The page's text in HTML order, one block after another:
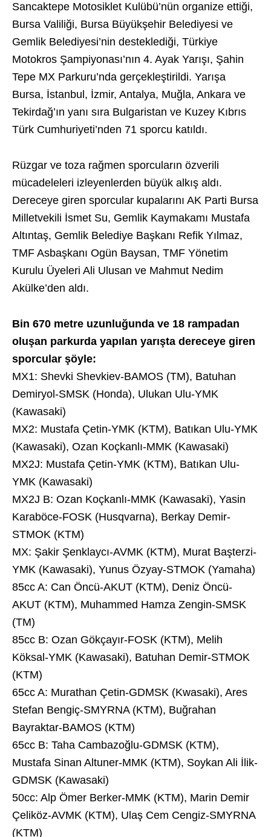
Sancaktepe Motosiklet Kulübü’nün organize ettiği,
Bursa Valiliği, Bursa Büyükşehir Belediyesi ve
Gemlik Belediyesi’nin desteklediği, Türkiye
Motokros Şampiyonası’nın 4. Ayak Yarışı, Şahin
Tepe MX Parkuru’nda gerçekleştirildi. Yarışa
Bursa, İstanbul, İzmir, Antalya, Muğla, Ankara ve
Tekirdağ’ın yanı sıra Bulgaristan ve Kuzey Kıbrıs
Türk Cumhuriyeti’nden 71 sporcu katıldı.
Rüzgar ve toza rağmen sporcuların özverili
mücadeleleri izleyenlerden büyük alkış aldı.
Dereceye giren sporcular kupalarını AK Parti Bursa
Milletvekili İsmet Su, Gemlik Kaymakamı Mustafa
Altıntaş, Gemlik Belediye Başkanı Refik Yılmaz,
TMF Asbaşkanı Ogün Baysan, TMF Yönetim
Kurulu Üyeleri Ali Ulusan ve Mahmut Nedim
Akülke’den aldı.
Bin 670 metre uzunluğunda ve 18 rampadan
oluşan parkurda yapılan yarışta dereceye giren
sporcular şöyle:
MX1: Shevki Shevkiev-BAMOS (TM), Batuhan
Demiryol-SMSK (Honda), Ulukan Ulu-YMK
(Kawasaki)
MX2: Mustafa Çetin-YMK (KTM), Batıkan Ulu-YMK
(Kawasaki), Ozan Koçkanlı-MMK (Kawasaki)
MX2J: Mustafa Çetin-YMK (KTM), Batıkan Ulu-
YMK (Kawasaki)
MX2J B: Ozan Koçkanlı-MMK (Kawasaki), Yasin
Karaböce-FOSK (Husqvarna), Berkay Demir-
STMOK (KTM)
MX: Şakir Şenklaycı-AVMK (KTM), Murat Başterzi-
YMK (Kawasaki), Yunus Özyay-STMOK (Yamaha)
85cc A: Can Öncü-AKUT (KTM), Deniz Öncü-
AKUT (KTM), Muhammed Hamza Zengin-SMSK
(TM)
85cc B: Ozan Gökçayır-FOSK (KTM), Melih
Köksal-YMK (Kawasaki), Batuhan Demir-STMOK
(KTM)
65cc A: Murathan Çetin-GDMSK (Kwasaki), Ares
Stefan Bengiç-SMYRNA (KTM), Buğrahan
Bayraktar-BAMOS (KTM)
65cc B: Taha Cambazoğlu-GDMSK (KTM),
Mustafa Sinan Altuner-MMK (KTM), Soykan Ali İlik-
GDMSK (Kawasaki)
50cc: Alp Ömer Berker-MMK (KTM), Marin Demir
Çeliköz-AVMK (KTM), Ulaş Cem Cengiz-SMYRNA
(KTM)